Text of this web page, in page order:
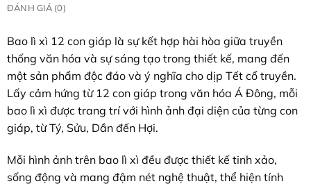
ĐÁNH GIÁ (0)
Bao lì xì 12 con giáp là sự kết hợp hài hòa giữa truyền
thống văn hóa và sự sáng tạo trong thiết kế, mang đến
một sản phẩm độc đáo và ý nghĩa cho dịp Tết cổ truyền.
Lấy cảm hứng từ 12 con giáp trong văn hóa Á Đông, mỗi
bao lì xì được trang trí với hình ảnh đại diện của từng con
giáp, từ Tý, Sửu, Dần đến Hợi.
Mỗi hình ảnh trên bao lì xì đều được thiết kế tinh xảo,
sống động và mang đậm nét nghệ thuật, thể hiện tính